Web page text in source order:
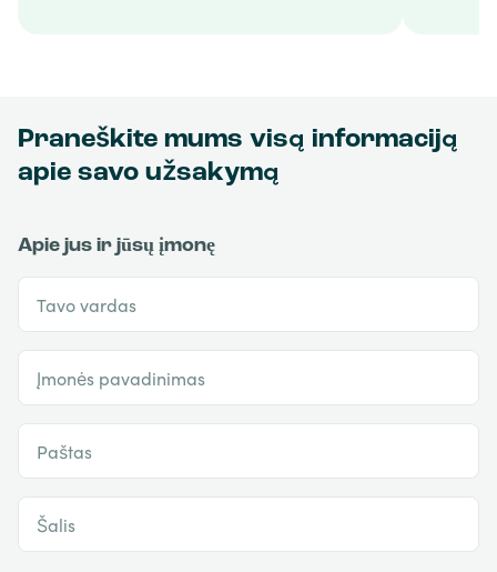
Praneškite mums visą informaciją
apie savo užsakymą
Apie jus ir jūsų įmonę
Tavo vardas
Įmonės pavadinimas
Paštas
Šalis